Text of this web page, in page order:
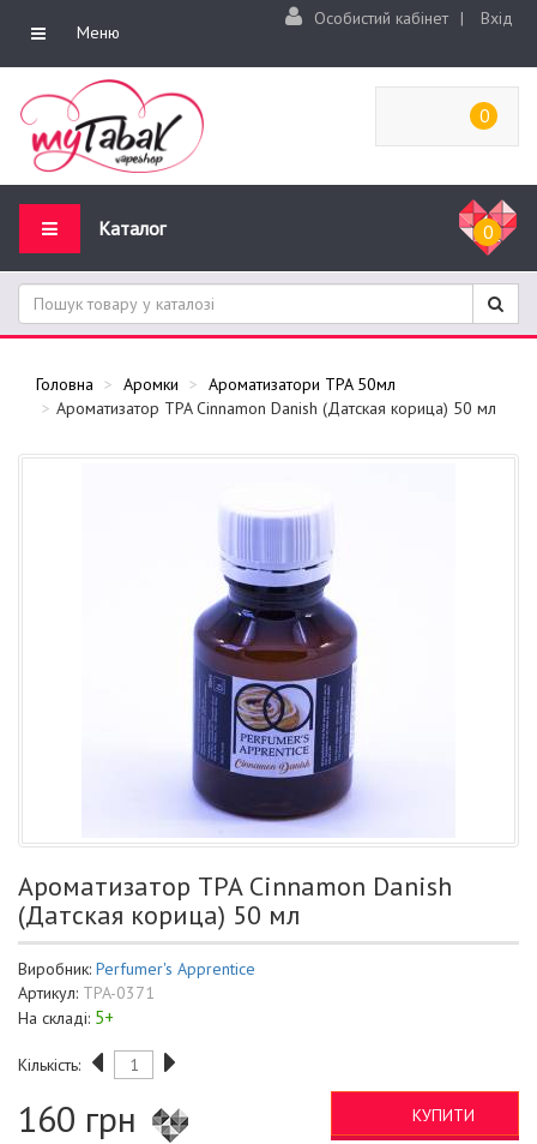
Меню
Особистий кабінет | Вхід
0
Каталог 0
Головна Аромки
Ароматизатори TPA 50мл
Ароматизатор TPA Cinnamon Danish (Датская корица) 50 мл
Ароматизатор TPA Cinnamon Danish
(Датская корица) 50 мл
Виробник: Perfumer's Apprentice
Артикул: TPA-0371
На складі: 5+
Кількість:
160 грн КУПИТИ